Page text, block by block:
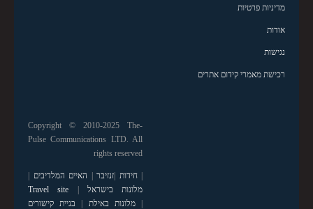
מדיניות פרטיות
אודות
נגישות
רכישת מאמרי קידום אתרים
Copyright © 2010-2025 The-
Pulse Communications LTD. All
rights reserved
|חידות |זנזיבר | האיים המלדיבים |
מלונות בישראל |
Travel site
|מלונות באילת | בניית קישורים